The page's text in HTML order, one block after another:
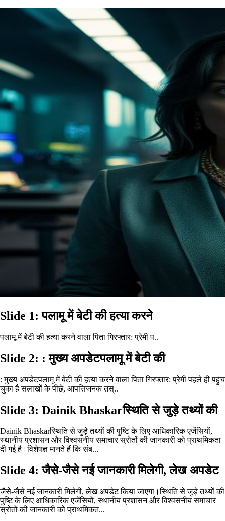
Slide 1: पलामू में बेटी की हत्या करने
पलामू में बेटी की हत्या करने वाला पिता गिरफ्तार: प्रेमी प..
Slide 2: : मुख्य अपडेटपलामू में बेटी की
: मुख्य अपडेटपलामू में बेटी की हत्या करने वाला पिता गिरफ्तार: प्रेमी पहले ही पहुंच
चुका है सलाखों के पीछे, आपत्तिजनक तस्..
Slide 3: Dainik Bhaskarस्थिति से जुड़े तथ्यों की
Dainik Bhaskarस्थिति से जुड़े तथ्यों की पुष्टि के लिए आधिकारिक एजेंसियों,
स्थानीय प्रशासन और विश्वसनीय समाचार स्रोतों की जानकारी को प्राथमिकता
दी गई है।विशेषज्ञ मानते हैं कि संब...
Slide 4: जैसे-जैसे नई जानकारी मिलेगी, लेख अपडेट
जैसे-जैसे नई जानकारी मिलेगी, लेख अपडेट किया जाएगा।स्थिति से जुड़े तथ्यों की
पुष्टि के लिए आधिकारिक एजेंसियों, स्थानीय प्रशासन और विश्वसनीय समाचार
स्रोतों की जानकारी को प्राथमिकत...